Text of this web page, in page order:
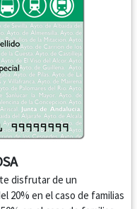
disfrutar de un
20% en el caso de familias